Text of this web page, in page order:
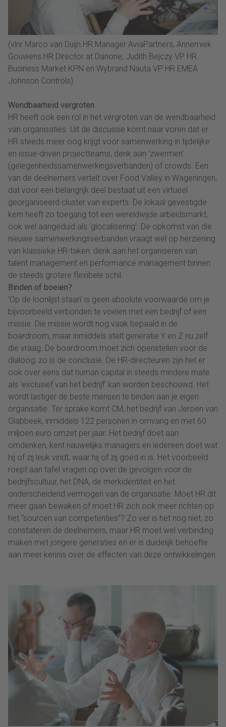
(vlnr Marco van Duijn HR Manager AviaPartners, Annemiek
Gouwens HR Director at Danone, Judith Bejczy VP HR
Business Market KPN en Wybrand Nauta VP HR EMEA
Johnson Controls)
Wendbaarheid vergroten
HR heeft ook een rol in het vergroten van de wendbaarheid
van organisaties. Uit de discussie komt naar voren dat er
HR steeds meer oog krijgt voor samenwerking in tijdelijke
en issue-driven projectteams, denk aan ‘zwermen’
(gelegenheidssamenwerkingsverbanden) of crowds. Een
van de deelnemers vertelt over Food Valley in Wageningen,
dat voor een belangrijk deel bestaat uit een virtueel
georganiseerd cluster van experts. De lokaal gevestigde
kern heeft zo toegang tot een wereldwijde arbeidsmarkt,
ook wel aangeduid als ‘glocalisering’. De opkomst van die
nieuwe samenwerkingsverbanden vraagt wel op herziening
van klassieke HR-taken: denk aan het organiseren van
talent management en performance management binnen
de steeds grotere flexibele schil.
Binden of boeien?
‘Op de loonlijst staan’ is geen absolute voorwaarde om je
bijvoorbeeld verbonden te voelen met een bedrijf of een
missie. Die missie wordt nog vaak bepaald in de
boardroom, maar inmiddels stelt generatie Y en Z nu zelf
die vraag. De boardroom moet zich openstellen voor de
dialoog, zo is de conclusie. De HR-directeuren zijn het er
ook over eens dat human capital in steeds mindere mate
als ‘exclusief van het bedrijf’ kan worden beschouwd. Het
wordt lastiger de beste mensen te binden aan je eigen
organisatie. Ter sprake komt CM, het bedrijf van Jeroen van
Glabbeek, inmiddels 122 personen in omvang en met 60
miljoen euro omzet per jaar. Het bedrijf doet aan
omdenken, kent nauwelijks managers en iedereen doet wat
hij of zij leuk vindt, waar hij of zij goed in is. Het voorbeeld
roept aan tafel vragen op over de gevolgen voor de
bedrijfscultuur, het DNA, de merkidentiteit en het
onderscheidend vermogen van de organisatie. Moet HR dit
meer gaan bewaken of moet HR zich ook meer richten op
het “sourcen van competenties”? Zo ver is het nog niet, zo
constateren de deelnemers, maar HR moet wel verbinding
maken met jongere generaties en er is duidelijk behoefte
aan meer kennis over de effecten van deze ontwikkelingen.